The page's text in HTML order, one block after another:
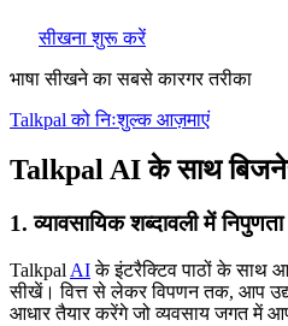
सीखना शुरू करें
भाषा सीखने का सबसे कारगर तरीका
Talkpal को निःशुल्क आज़माएं
Talkpal AI के साथ
1. व्यावसायिक शब्दावली में निपुणता
Talkpal AIके इंटरैक्टिव पाठों के साथ
सीखें। वित्त से लेकर विपणन तक, आप
आधार तैयार करेंगे जो व्यवसाय जगत में